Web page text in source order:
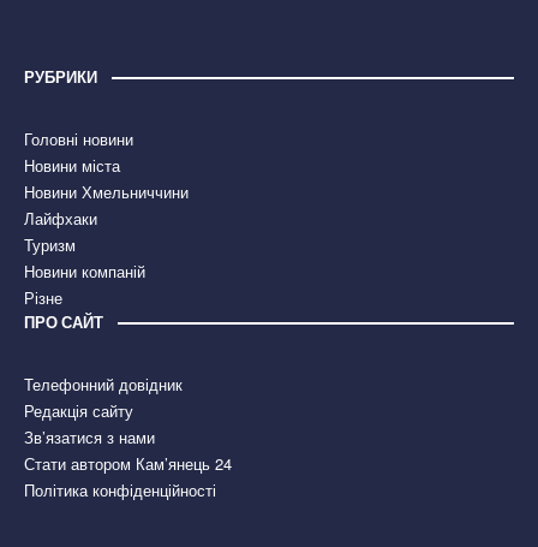
РУБРИКИ
Головні новини
Новини міста
Новини Хмельниччини
Лайфхаки
Туризм
Новини компаній
Різне
ПРО САЙТ
Телефонний довідник
Редакція сайту
Зв’язатися з нами
Стати автором Кам’янець 24
Політика конфіденційності